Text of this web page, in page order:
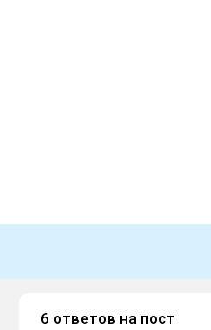
6 ответов на пост